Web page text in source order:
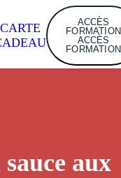
CARTE
ACCÈS
FORMATION
ACCÈS
FORMATION
aux